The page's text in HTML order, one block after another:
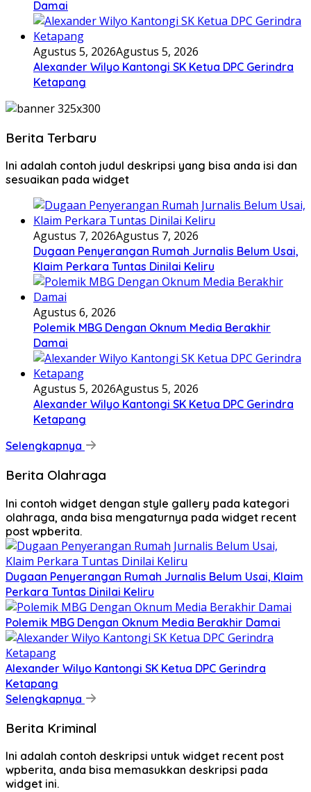
Damai
Agustus 5, 2026Agustus 5, 2026
Alexander Wilyo Kantongi SK Ketua DPC Gerindra
Ketapang
Berita Terbaru
Ini adalah contoh judul deskripsi yang bisa anda isi dan
sesuaikan pada widget
Agustus 7, 2026Agustus 7, 2026
Dugaan Penyerangan Rumah Jurnalis Belum Usai,
Klaim Perkara Tuntas Dinilai Keliru
Agustus 6, 2026
Polemik MBG Dengan Oknum Media Berakhir
Damai
Agustus 5, 2026Agustus 5, 2026
Alexander Wilyo Kantongi SK Ketua DPC Gerindra
Ketapang
Selengkapnya
Berita Olahraga
Ini contoh widget dengan style gallery pada kategori
olahraga, anda bisa mengaturnya pada widget recent
post wpberita.
Dugaan Penyerangan Rumah Jurnalis Belum Usai, Klaim
Perkara Tuntas Dinilai Keliru
Polemik MBG Dengan Oknum Media Berakhir Damai
Alexander Wilyo Kantongi SK Ketua DPC Gerindra
Ketapang
Selengkapnya
Berita Kriminal
Ini adalah contoh deskripsi untuk widget recent post
wpberita, anda bisa memasukkan deskripsi pada
widget ini.